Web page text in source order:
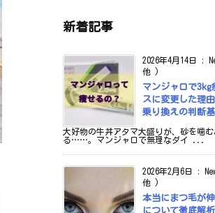
新着記事
2026年4月14日 :
他 )
マンジャロで3kg
スに変更した理
乗り換えの判断
大好物の牛丼アタマ大盛りが、砂を噛
る……。マンジャロで無理なダイ ...
2026年2月6日 :
他 )
本当にまつ毛が
について徹底解析